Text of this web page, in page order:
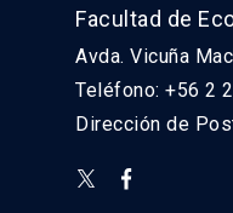
Facultad de
Avda. Vicuña
Teléfono: +56 2
Dirección de